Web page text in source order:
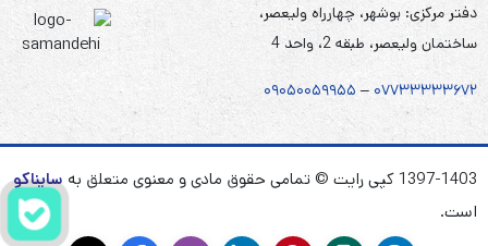
دفتر مرکزی: بوشهر، چهارراه ولیعصر،
ساختمان ولیعصر، طبقه 2، واحد 4
۰۷۷۳۳۳۳۳۶۷۲ – ۰۹۰۵۰۰۵۹۹۵۵
1397-1403 کپی رایت © تمامی حقوق مادی و معنوی متعلق به
سایناکو
است.